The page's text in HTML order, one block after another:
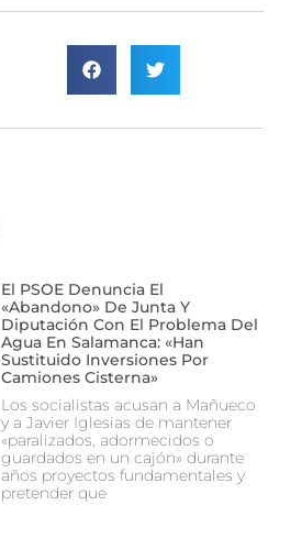
El PSOE Denuncia El
«abandono» De Junta Y
Diputación Con El Problema Del
Agua En Salamanca: «Han
Sustituido Inversiones Por
Camiones Cisterna»
Los socialistas acusan a Mañueco
y a Javier Iglesias de mantener
«paralizados, adormecidos o
guardados en un cajón» durante
años proyectos fundamentales y
pretender que